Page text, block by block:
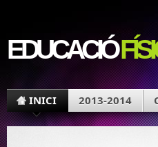
EDUCACIÓ
INICI 2013-2014